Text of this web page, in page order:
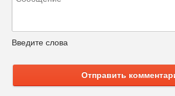
Введите слова
Отправить